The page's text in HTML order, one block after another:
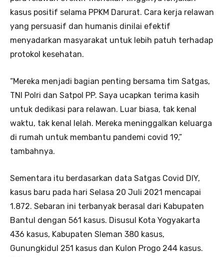
kasus positif selama PPKM Darurat. Cara kerja relawan
yang persuasif dan humanis dinilai efektif
menyadarkan masyarakat untuk lebih patuh terhadap
protokol kesehatan.
“Mereka menjadi bagian penting bersama tim Satgas,
TNI Polri dan Satpol PP. Saya ucapkan terima kasih
untuk dedikasi para relawan. Luar biasa, tak kenal
waktu, tak kenal lelah. Mereka meninggalkan keluarga
di rumah untuk membantu pandemi covid 19,”
tambahnya.
Sementara itu berdasarkan data Satgas Covid DIY,
kasus baru pada hari Selasa 20 Juli 2021 mencapai
1.872. Sebaran ini terbanyak berasal dari Kabupaten
Bantul dengan 561 kasus. Disusul Kota Yogyakarta
436 kasus, Kabupaten Sleman 380 kasus,
Gunungkidul 251 kasus dan Kulon Progo 244 kasus.